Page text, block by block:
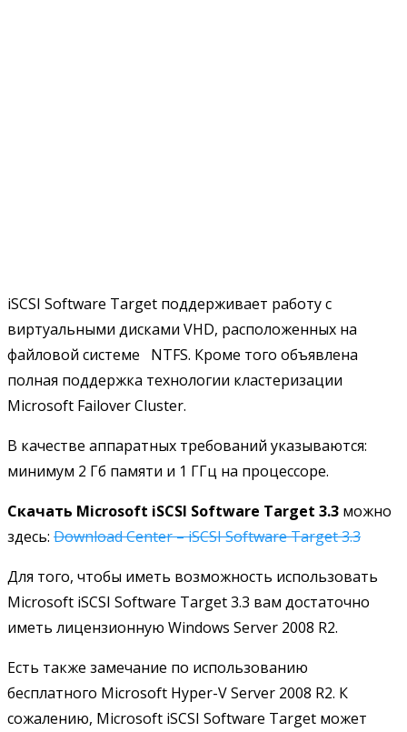
iSCSI Software Target поддерживает работу с
виртуальными дисками VHD, расположенных на
файловой системе NTFS. Кроме того объявлена
полная поддержка технологии кластеризации
Microsoft Failover Cluster.
В качестве аппаратных требований указываются:
минимум 2 Гб памяти и 1 ГГц на процессоре.
Скачать Microsoft iSCSI Software Target 3.3 можно
здесь: Download Center – iSCSI Software Target 3.3
Для того, чтобы иметь возможность использовать
Microsoft iSCSI Software Target 3.3 вам достаточно
иметь лицензионную Windows Server 2008 R2.
Есть также замечание по использованию
бесплатного Microsoft Hyper-V Server 2008 R2. К
сожалению, Microsoft iSCSI Software Target может